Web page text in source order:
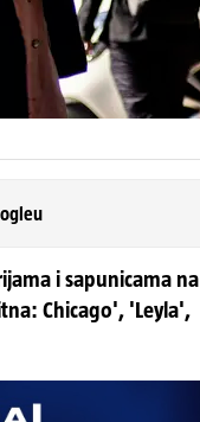
i sapunicama na
Chicago', 'Leyla',